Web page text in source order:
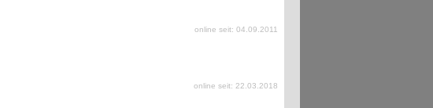
online seit: 04.09.2011
online seit: 22.03.2018